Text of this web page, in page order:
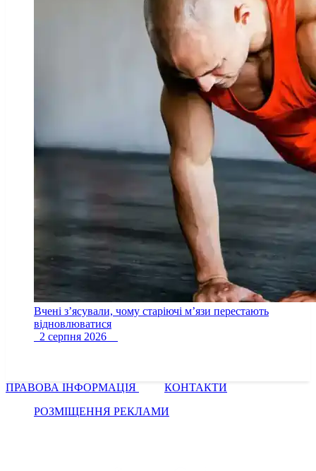
Вчені з’ясували, чому старіючі м’язи перестають
відновлюватися
2 серпня 2026
ПРАВОВА ІНФОРМАЦІЯ
КОНТАКТИ
РОЗМІЩЕННЯ РЕКЛАМИ